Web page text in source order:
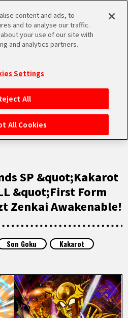
MEN
SP &quot;Kakarot
&quot;First Form
Zenkai Awakenable!
Son Goku
Kakarot
content and ads, to
and to analyse our traffic.
your use of our site with
and analytics partners.
Settings
All
All Cookies